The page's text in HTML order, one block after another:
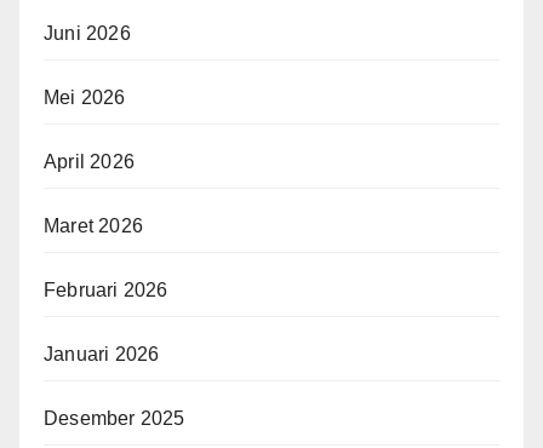
Juni 2026
Mei 2026
April 2026
Maret 2026
Februari 2026
Januari 2026
Desember 2025